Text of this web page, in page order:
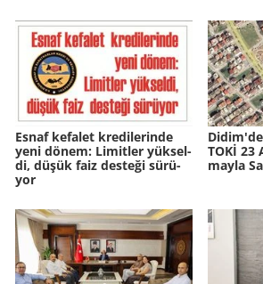
Esnaf ke­fa­let kre­di­le­rin­de
yeni dönem: Li­mit­ler yük­sel­
di, düşük faiz des­te­ği sü­rü­
yor
Didim'de
TOKİ 23
may­la